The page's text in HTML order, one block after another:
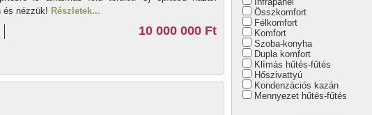
Összkomfort
Félkomfort
Komfort
Szoba-konyha
Dupla komfort
Klímás hűtés-fűtés
Hőszivattyú
Kondenzációs kazán
Mennyezet hűtés-fűtés
és nézzük! Részletek...
10 000 000 Ft